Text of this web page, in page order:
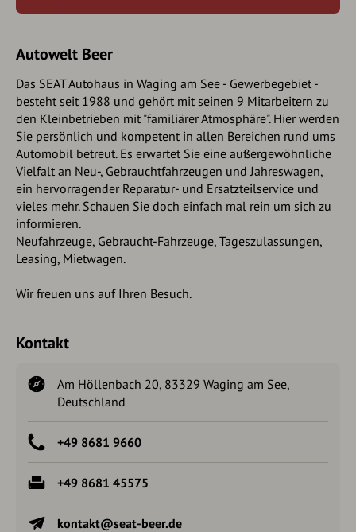
Autowelt Beer
Das SEAT Autohaus in Waging am See - Gewerbegebiet -
besteht seit 1988 und gehört mit seinen 9 Mitarbeitern zu
den Kleinbetrieben mit "familiärer Atmosphäre". Hier werden
Sie persönlich und kompetent in allen Bereichen rund ums
Automobil betreut. Es erwartet Sie eine außergewöhnliche
Vielfalt an Neu-, Gebrauchtfahrzeugen und Jahreswagen,
ein hervorragender Reparatur- und Ersatzteilservice und
vieles mehr. Schauen Sie doch einfach mal rein um sich zu
informieren.
Neufahrzeuge, Gebraucht-Fahrzeuge, Tageszulassungen,
Leasing, Mietwagen.
Wir freuen uns auf Ihren Besuch.
Kontakt
Am Höllenbach 20, 83329 Waging am See,
Deutschland
+49 8681 9660
+49 8681 45575
kontakt@seat-beer.de